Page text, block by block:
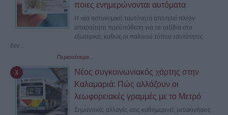
ποιες ενημερώνονται αυτόματα
Η νέα αστυνομική ταυτότητα αποτελεί πλέον
απαραίτητη προϋπόθεση για τα ταξίδια στο
εξωτερικό, καθώς οι παλαιού τύπου ταυτότητες
δεν...
Περισσότερα...
Νέος συγκοινωνιακός χάρτης στην
Καλαμαριά: Πώς αλλάζουν οι
λεωφορειακές γραμμές με το Μετρό
Σημαντικές αλλαγές στις καθημερινές μετακινήσεις